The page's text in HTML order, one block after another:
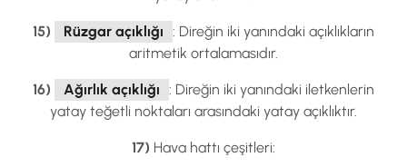
15) Rüzgar açıklığı : Direğin iki yanındaki açıklıkların
aritmetik ortalamasıdır.
16) Ağırlık açıklığı : Direğin iki yanındaki iletkenlerin
yatay teğetli noktaları arasındaki yatay açıklıktır.
17) Hava hattı çeşitleri: